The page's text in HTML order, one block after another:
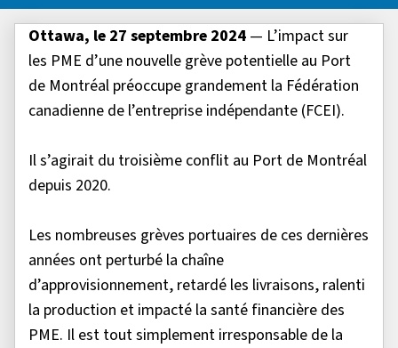
Ottawa, le 27 septembre 2024 — L’impact sur
les PME d’une nouvelle grève potentielle au Port
de Montréal préoccupe grandement la Fédération
canadienne de l’entreprise indépendante (FCEI).
Il s’agirait du troisième conflit au Port de Montréal
depuis 2020.
Les nombreuses grèves portuaires de ces dernières
années ont perturbé la chaîne
d’approvisionnement, retardé les livraisons, ralenti
la production et impacté la santé financière des
PME. Il est tout simplement irresponsable de la